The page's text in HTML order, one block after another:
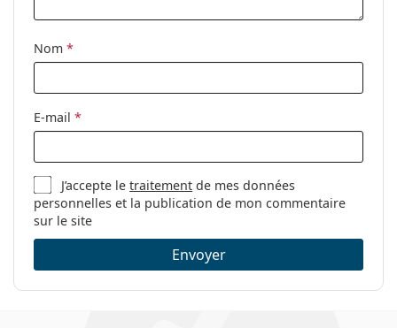
Non
Filtre UV
Oui
Nom *
E-mail *
J’accepte letraitement de mes données
personnelles et la publication de mon commentaire
sur le site
Envoyer